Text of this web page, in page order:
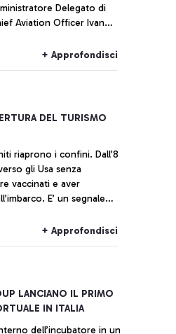
Delegato di
Aviation Officer Ivan
a partire dal 2016
delle operations
+ Approfondisci
DEL TURISMO
riaprono i confini. Dall’8
vaccinati e aver
E’ un segnale
ai vettori che
+ Approfondisci
LANCIANO IL PRIMO
IN ITALIA
dell’incubatore in un